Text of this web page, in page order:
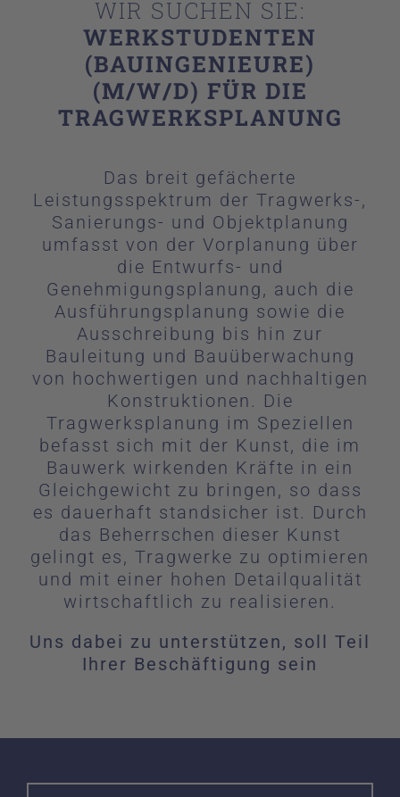
Gruppe
Kontakt
WIR SUCHEN SIE:
WERKSTUDENTEN
(BAUINGENIEURE)
(M/W/D) FÜR DIE
TRAGWERKSPLANUNG
Das breit gefächerte
Leistungsspektrum der Tragwerks-,
Sanierungs- und Objektplanung
umfasst von der Vorplanung über
die Entwurfs- und
Genehmigungsplanung, auch die
Ausführungsplanung sowie die
Ausschreibung bis hin zur
Bauleitung und Bauüberwachung
von hochwertigen und nachhaltigen
Konstruktionen. Die
Tragwerksplanung im Speziellen
befasst sich mit der Kunst, die im
Bauwerk wirkenden Kräfte in ein
Gleichgewicht zu bringen, so dass
es dauerhaft standsicher ist. Durch
das Beherrschen dieser Kunst
gelingt es, Tragwerke zu optimieren
und mit einer hohen Detailqualität
wirtschaftlich zu realisieren.
Uns dabei zu unterstützen, soll Teil
Ihrer Beschäftigung sein